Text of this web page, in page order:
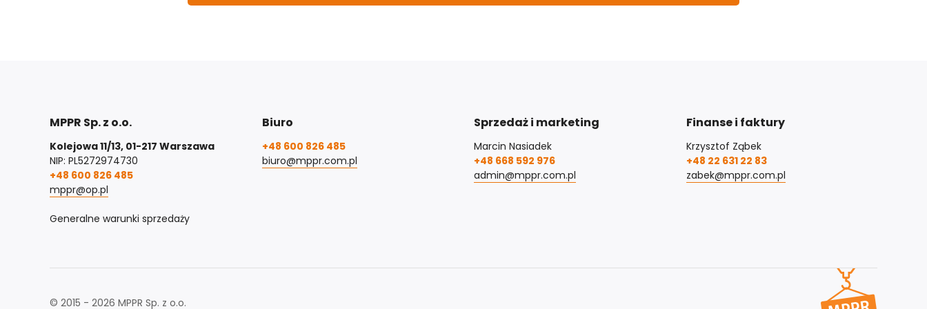
MPPR Sp. z o.o.
Kolejowa 11/13, 01-217 Warszawa
NIP: PL5272974730
+48 600 826 485
mppr@op.pl
Generalne warunki sprzedaży
Biuro
+48 600 826 485
biuro@mppr.com.pl
Sprzedaż i marketing
Marcin Nasiadek
+48 668 592 976
admin@mppr.com.pl
Finanse i faktury
Krzysztof Ząbek
+48 22 631 22 83
zabek@mppr.com.pl
© 2015 - 2026 MPPR Sp. z o.o.